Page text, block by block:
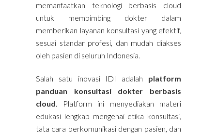
memanfaatkan teknologi berbasis cloud
untuk membimbing dokter dalam
memberikan layanan konsultasi yang efektif,
sesuai standar profesi, dan mudah diakses
oleh pasien di seluruh Indonesia.
Salah satu inovasi IDI adalah platform
panduan konsultasi dokter berbasis
cloud. Platform ini menyediakan materi
edukasi lengkap mengenai etika konsultasi,
tata cara berkomunikasi dengan pasien, dan